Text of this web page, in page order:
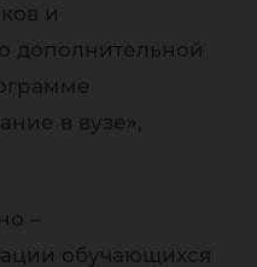
и
дополнительной
в вузе»,
–
обучающихся